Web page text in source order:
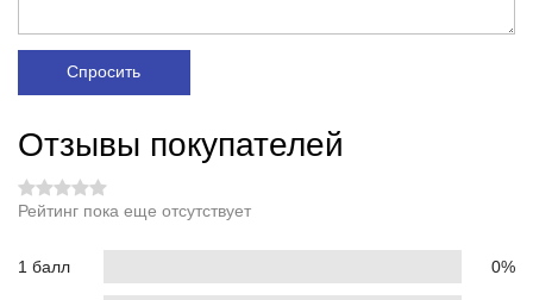
Спросить
Отзывы покупателей
Рейтинг пока еще отсутствует
1 балл 0%